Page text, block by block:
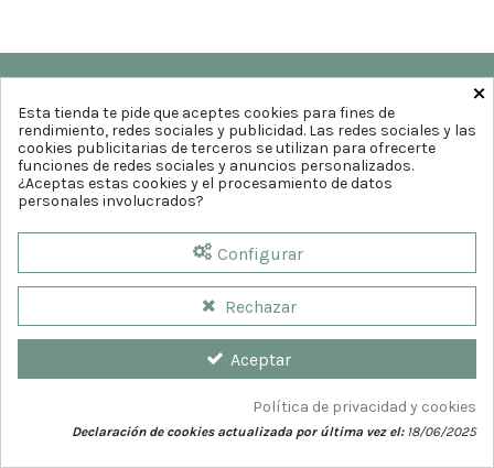
© 2026 Farmaciacia del Teatro. Diseño web porGrupoDw.es
×
Esta tienda te pide que aceptes cookies para fines de
rendimiento, redes sociales y publicidad. Las redes sociales y las
cookies publicitarias de terceros se utilizan para ofrecerte
funciones de redes sociales y anuncios personalizados.
¿Aceptas estas cookies y el procesamiento de datos
personales involucrados?
Configurar
Rechazar
Aceptar
Política de privacidad y cookies
Declaración de cookies actualizada por última vez el:18/06/2025